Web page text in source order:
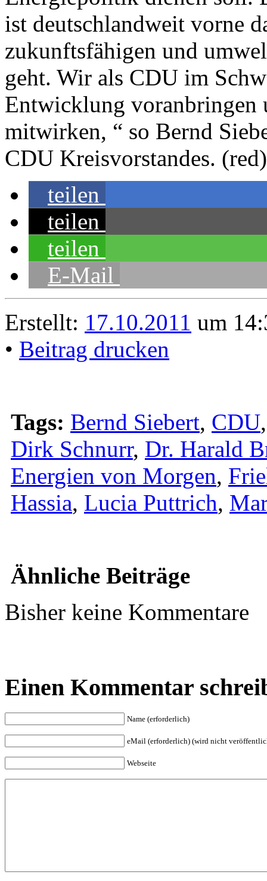
ist deutschlandweit vorne
zukunftsfähigen und
geht. Wir als CDU im
Entwicklung voranbringen
mitwirken, “ so Bernd
CDU Kreisvorstandes. (red)
teilen
teilen
teilen
E-Mail
Erstellt: 17.10.2011 um
• Beitrag drucken
Tags: Bernd Siebert, CDU
Dirk Schnurr, Dr. Harald
Energien von Morgen,
Hassia, Lucia Puttrich,
Ähnliche Beiträge
Bisher keine Kommentare
Einen Kommentar
Name (erforderlich)
eMail (erforderlich) (wird nicht
Webseite